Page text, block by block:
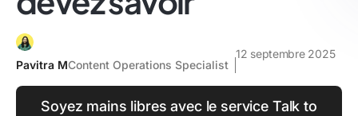
Pavitra MContent Operations Specialist
12 septembre 2025
Soyez mains libres avec le service Talk to